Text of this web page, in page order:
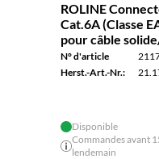
ROLINE
Cat.6A (Classe
pour câble
N° d'article
Herst.-Art.-Nr.:
Disponible
Commandes avant
lendemain